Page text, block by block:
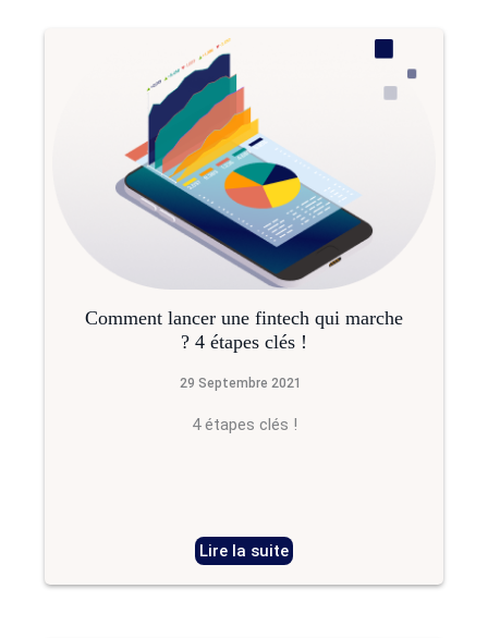
Comment lancer une fintech qui marche
? 4 étapes clés !
29 Septembre 2021
4 étapes clés !
Lire la suite